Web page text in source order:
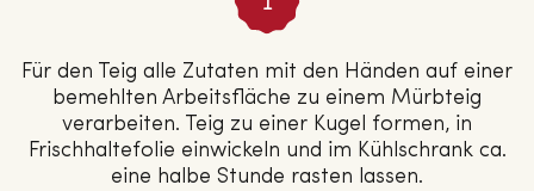
Für den Teig alle Zutaten mit den Händen auf einer
bemehlten Arbeitsfläche zu einem Mürbteig
verarbeiten. Teig zu einer Kugel formen, in
Frischhaltefolie einwickeln und im Kühlschrank ca.
eine halbe Stunde rasten lassen.